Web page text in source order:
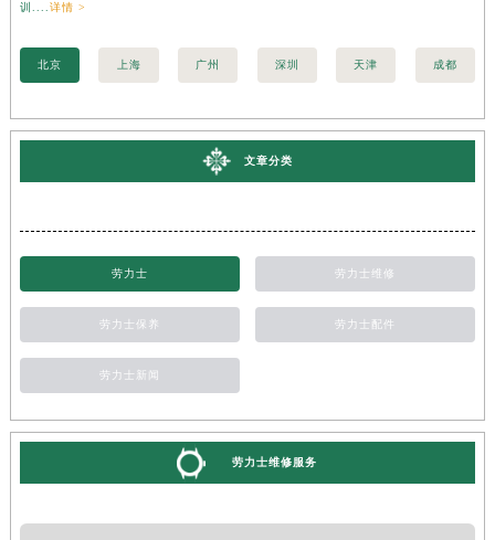
训....详情 >
北京 上海 广州 深圳 天津 成都
文章分类
劳力士 劳力士维修
劳力士保养 劳力士配件
劳力士新闻
劳力士维修服务